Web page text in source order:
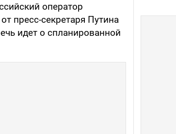
оператор
пресс-секретаря Путина
идет о спланированной